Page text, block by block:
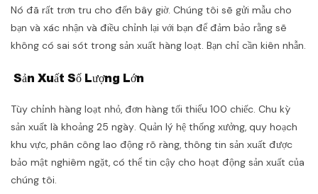
Nó đã rất trơn tru cho đến bây giờ. Chúng tôi sẽ gửi mẫu cho
bạn và xác nhận và điều chỉnh lại với bạn để đảm bảo rằng sẽ
không có sai sót trong sản xuất hàng loạt. Bạn chỉ cần kiên nhẫn.
Sản Xuất Số Lượng Lớn
Tùy chỉnh hàng loạt nhỏ, đơn hàng tối thiểu 100 chiếc. Chu kỳ
sản xuất là khoảng 25 ngày. Quản lý hệ thống xưởng, quy hoạch
khu vực, phân công lao động rõ ràng, thông tin sản xuất được
bảo mật nghiêm ngặt, có thể tin cậy cho hoạt động sản xuất của
chúng tôi.